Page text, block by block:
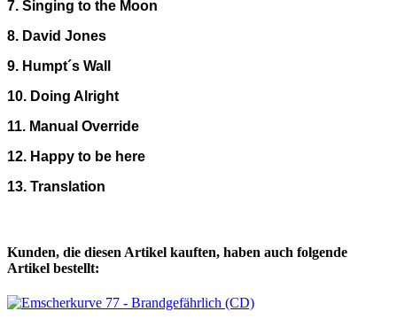
7. Singing to the Moon
8. David Jones
9. Humpt´s Wall
10. Doing Alright
11. Manual Override
12. Happy to be here
13. Translation
Kunden, die diesen Artikel kauften, haben auch folgende
Artikel bestellt: